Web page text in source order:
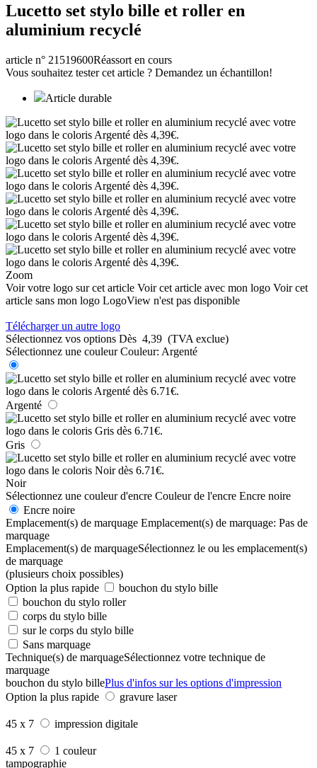
Lucetto set stylo bille et roller en
aluminium recyclé
article n° 21519600Réassort en cours
Vous souhaitez tester cet article ? Demandez un échantillon!
Article durable
Zoom
Voir votre logo sur cet article Voir cet article avec mon logo Voir cet
article sans mon logo LogoView n'est pas disponible
Télécharger un autre logo
Sélectionnez vos options Dès 4,39 (TVA exclue)
Sélectionnez une couleur Couleur: Argenté
Argenté
Gris
Noir
Sélectionnez une couleur d'encre Couleur de l'encre Encre noire
Encre noire
Emplacement(s) de marquage Emplacement(s) de marquage: Pas de
marquage
Emplacement(s) de marquageSélectionnez le ou les emplacement(s)
de marquage
(plusieurs choix possibles)
Option la plus rapide
bouchon du stylo bille
bouchon du stylo roller
corps du stylo bille
sur le corps du stylo bille
Sans marquage
Technique(s) de marquageSélectionnez votre technique de
marquage
bouchon du stylo billePlus d'infos sur les options d'impression
Option la plus rapide
gravure laser
45 x 7 impression digitale
45 x 7
1 couleur
tampographie